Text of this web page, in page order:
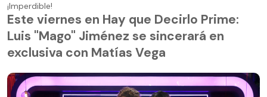
¡Imperdible!
Este viernes en Hay que Decirlo Prime:
Luis "Mago" Jiménez se sincerará en
exclusiva con Matías Vega